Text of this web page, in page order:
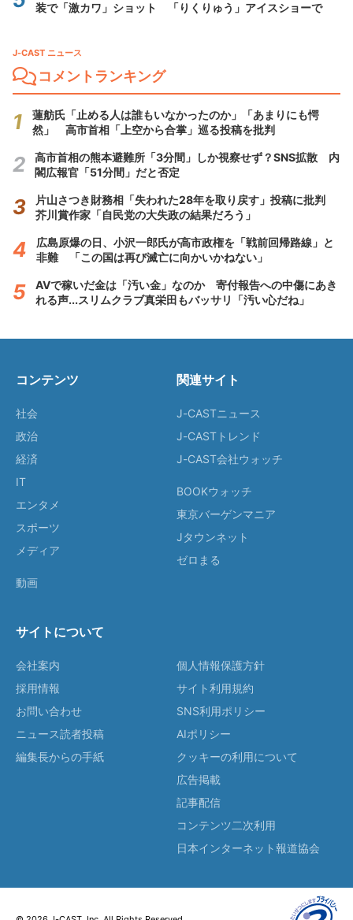
装で「激カワ」ショット 「りくりゅう」アイスショーで
J-CAST ニュース
コメントランキング
蓮舫氏「止める人は誰もいなかったのか」「あまりにも愕
然」 高市首相「上空から合掌」巡る投稿を批判
高市首相の熊本避難所「3分間」しか視察せず？SNS拡散 内
閣広報官「51分間」だと否定
片山さつき財務相「失われた28年を取り戻す」投稿に批判
芥川賞作家「自民党の大失政の結果だろう」
広島原爆の日、小沢一郎氏が高市政権を「戦前回帰路線」と
非難 「この国は再び滅亡に向かいかねない」
AVで稼いだ金は「汚い金」なのか 寄付報告への中傷にあき
れる声...スリムクラブ真栄田もバッサリ「汚い心だね」
コンテンツ
社会
政治
経済
IT
エンタメ
スポーツ
メディア
動画
関連サイト
J-CASTニュース
J-CASTトレンド
J-CAST会社ウォッチ
BOOKウォッチ
東京バーゲンマニア
Jタウンネット
ゼロまる
サイトについて
会社案内
採用情報
お問い合わせ
ニュース読者投稿
編集長からの手紙
個人情報保護方針
サイト利用規約
SNS利用ポリシー
AIポリシー
クッキーの利用について
広告掲載
記事配信
コンテンツ二次利用
日本インターネット報道協会